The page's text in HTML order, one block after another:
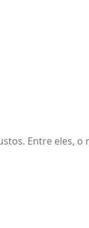
Entre eles,